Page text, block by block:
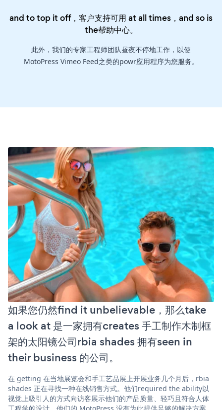
and to top it off，客户支持可用 at all times，and so is
the帮助中心。
此外，我们的专家工程师团队昼夜不停地工作，以使
MotoPress Vimeo Feed之类的powr应用程序为您服务。
如果您仍然find it unbelievable，那么take
a look at 是一家拥有creates 手工制作木制框
架的太阳镜公司rbia shades 拥有seen in
their business 的公司。
在 getting 在当地展览会和手工艺品展上开展业务几个月后，rbia
shades 正在寻找一种在线销售方式。他们required the ability以
视觉上吸引人的方式向访客展示他们的产品质量、轻巧且符合人体